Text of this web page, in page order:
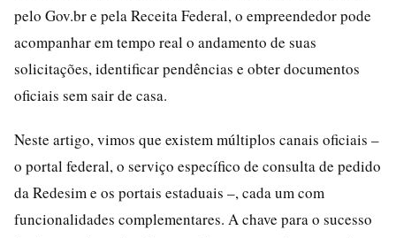
pelo Gov.br e pela Receita Federal, o empreendedor pode
acompanhar em tempo real o andamento de suas
solicitações, identificar pendências e obter documentos
oficiais sem sair de casa.
Neste artigo, vimos que existem múltiplos canais oficiais –
o portal federal, o serviço específico de consulta de pedido
da Redesim e os portais estaduais –, cada um com
funcionalidades complementares. A chave para o sucesso